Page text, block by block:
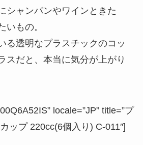
シャンパンやワインときた
いもの。
る透明なプラスチックのコッ
スだと、本当に気分が上がり
locale=”JP” title=”プ
ップ 220cc(6個入り) C-011″]